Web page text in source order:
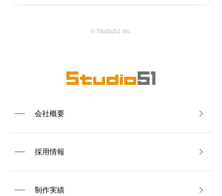
© Studio51 Inc.
会社概要
採用情報
制作実績